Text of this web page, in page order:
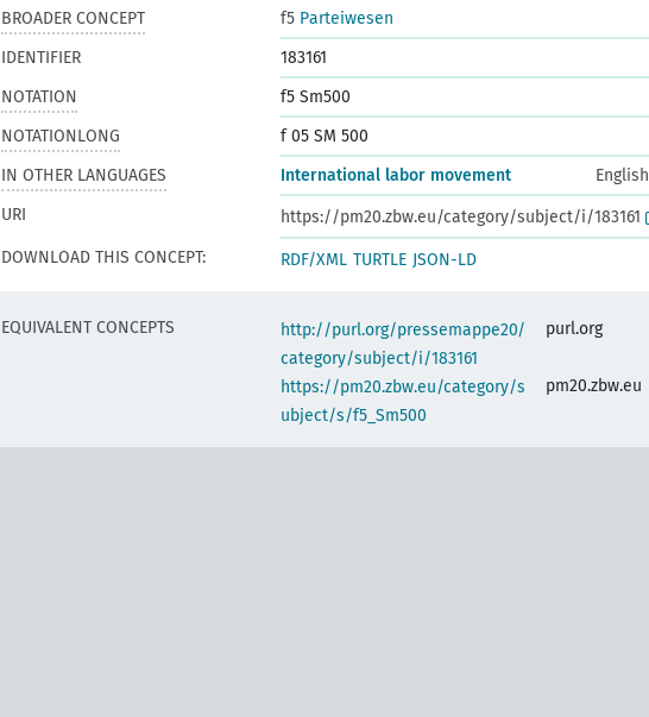
BROADER CONCEPT f5 Parteiwesen
IDENTIFIER
183161
NOTATION
f5 Sm500
NOTATIONLONG
f 05 SM 500
IN OTHER LANGUAGES
International labor movement
English
URI
https://pm20.zbw.eu/category/subject/i/183161
DOWNLOAD THIS CONCEPT:
RDF/XML TURTLE JSON-LD
EQUIVALENT CONCEPTS
http://purl.org/pressemappe20/
category/subject/i/183161
purl.org
https://pm20.zbw.eu/category/s
ubject/s/f5_Sm500
pm20.zbw.eu